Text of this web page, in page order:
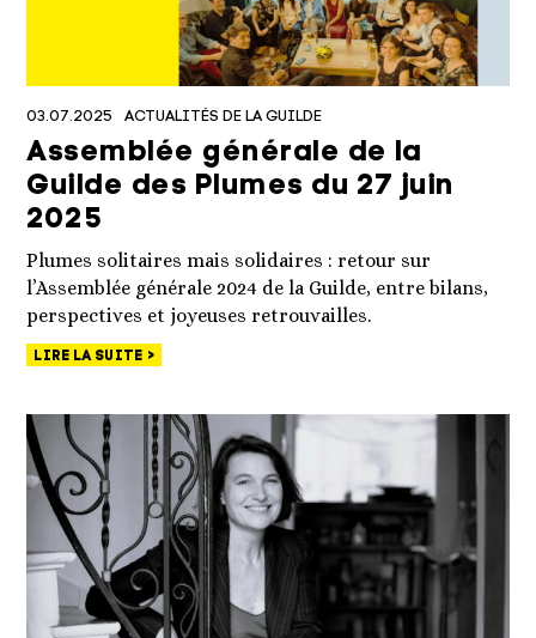
03.07.2025 ACTUALITÉS DE LA GUILDE
Assemblée générale de la
Guilde des Plumes du 27 juin
2025
Plumes solitaires mais solidaires : retour sur
l’Assemblée générale 2024 de la Guilde, entre bilans,
perspectives et joyeuses retrouvailles.
LIRE LA SUITE